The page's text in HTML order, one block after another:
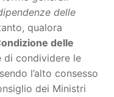
delle
qualora
delle
di condividere le
l’alto consesso
dei Ministri